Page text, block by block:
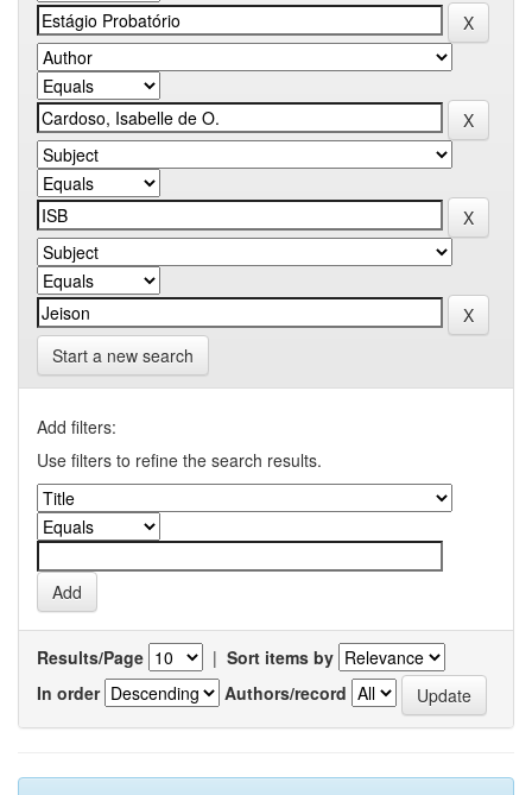
Start a new search
Add filters:
Use filters to refine the search results.
Results/Page | Sort items by
In order
Authors/record